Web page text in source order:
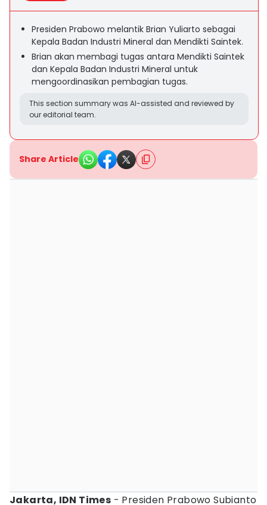
Presiden Prabowo melantik Brian Yuliarto sebagai
Kepala Badan Industri Mineral dan Mendikti Saintek.
Brian akan membagi tugas antara Mendikti Saintek
dan Kepala Badan Industri Mineral untuk
mengoordinasikan pembagian tugas.
This section summary was AI-assisted and reviewed by
our editorial team.
Share Article
Jakarta, IDN Times - Presiden Prabowo Subianto